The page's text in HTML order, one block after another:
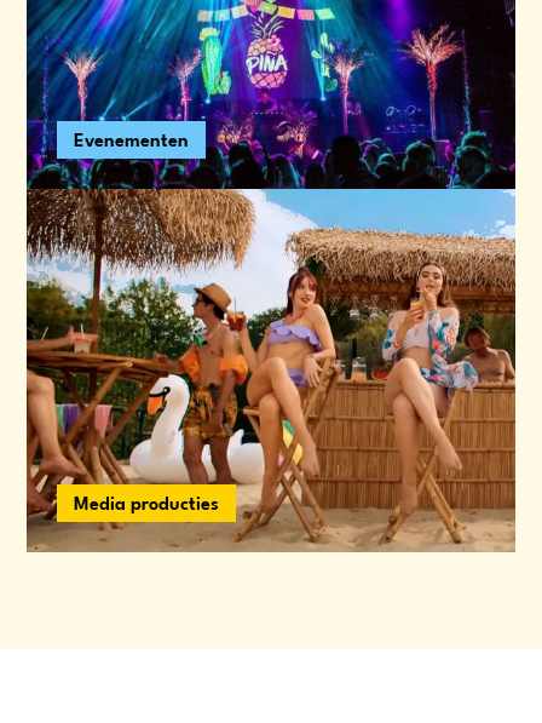
Evenementen
Media producties